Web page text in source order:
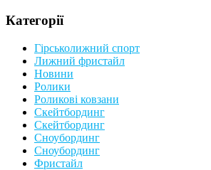
Категорії
Гірськолижний спорт
Лижний фристайл
Новини
Ролики
Роликові ковзани
Скейтбординг
Скейтбординг
Сноубординг
Сноубординг
Фристайл